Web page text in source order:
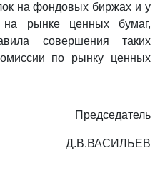
на фондовых биржах и у
на рынке ценных бумаг,
совершения таких
по рынку ценных
Председатель
Д.В.ВАСИЛЬЕВ